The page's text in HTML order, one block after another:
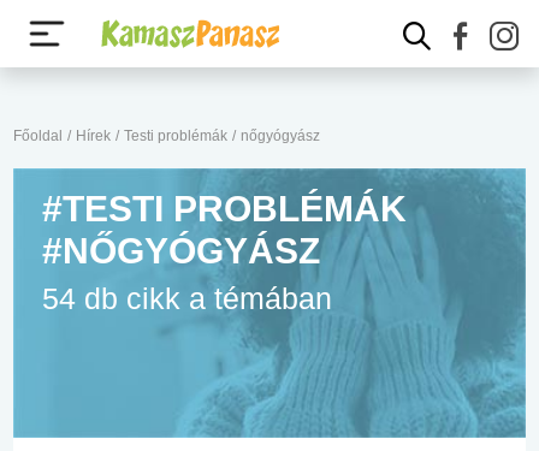
Főoldal / Hírek / Testi problémák / nőgyógyász
#TESTI PROBLÉMÁK
#NŐGYÓGYÁSZ
54 db cikk a témában